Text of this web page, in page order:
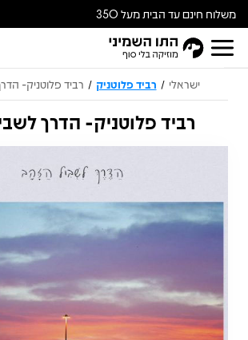
משלוח חינם עד הבית מעל 350
ש״ח
ישראלי / רביד פלוטניק / רביד פלוטניק-
רביד פלוטניק- הדרך